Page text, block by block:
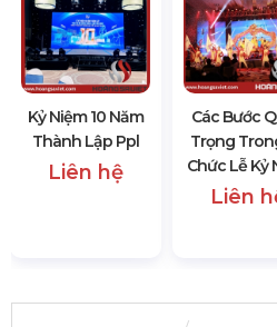
Kỷ Niệm 10 Năm
Thành Lập Ppl
Liên hệ
Các Bước
Trọng
Chức Lễ Kỷ
Liên